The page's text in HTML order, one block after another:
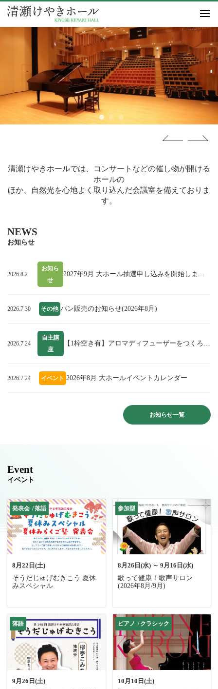
お知らせ
施設概要
利用案内
イベント
自主講座
アクセス
清瀬けやきホールでは、コンサートなどの催し物が開ける
ホールの
ほか、自然光を心地よく取り込んだ会議室を備えておりま
す。
NEWS
お知らせ
2026.8.2
お知ら
せ
2027年9月 大ホール抽選申し込みを開始しました。
2026.7.30 その他 パン販売のお知らせ(2026年8月)
2026.7.24
自主講
座
【1枠空き有】アロマディフューザーをつくろう！
2026.7.24 イベント 2026年8月 大ホールイベントカレンダー
お知らせ一覧
Event
イベント
発表会 落語
8月22日(土)
そうだじゅげむきこう 夏休
みスペシャル
参加型
8月26日(水) ～ 9月16日(水)
歌って健康！歌声サロン
(2026年8月/9月)
落語
9月26日(土)
ピアノ クラシック
10月10日(土)